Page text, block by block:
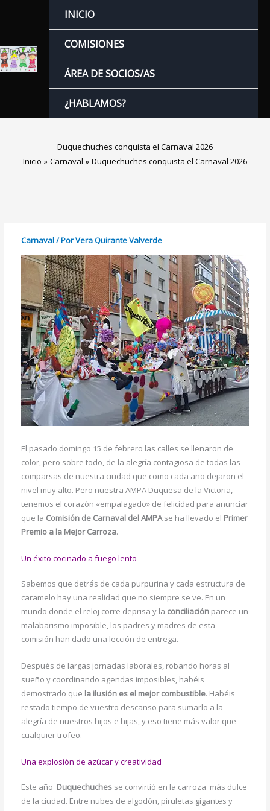
INICIO
COMISIONES
ÁREA DE SOCIOS/AS
¿HABLAMOS?
Duquechuches conquista el Carnaval 2026
Inicio
Carnaval Duquechuches conquista el Carnaval 2026
Carnaval/ PorVera Quirante Valverde
El pasado domingo 15 de febrero las calles se llenaron de
color, pero sobre todo, de la alegría contagiosa de todas las
comparsas de nuestra ciudad que como cada año dejaron el
nivel muy alto. Pero nuestra AMPA Duquesa de la Victoria,
tenemos el corazón «empalagado» de felicidad para anunciar
que la Comisión de Carnaval del AMPAse ha llevado el Primer
Premio a la Mejor Carroza.
Un éxito cocinado a fuego lento
Sabemos que detrás de cada purpurina y cada estructura de
caramelo hay una realidad que no siempre se ve. En un
mundo donde el reloj corre deprisa y la conciliaciónparece un
malabarismo imposible, los padres y madres de esta
comisión han dado una lección de entrega.
Después de largas jornadas laborales, robando horas al
sueño y coordinando agendas imposibles, habéis
demostrado que la ilusión es el mejor combustible. Habéis
restado tiempo de vuestro descanso para sumarlo a la
alegría de nuestros hijos e hijas, y eso tiene más valor que
cualquier trofeo.
Una explosión de azúcar y creatividad
Este año Duquechuchesse convirtió en la carroza más dulce
de la ciudad. Entre nubes de algodón, piruletas gigantes y